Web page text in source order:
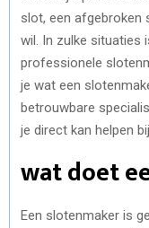
slot, een afgebroken
wil. In zulke situaties
professionele
je wat een
betrouwbare
je direct kan helpen
wat doet
Een slotenmaker is